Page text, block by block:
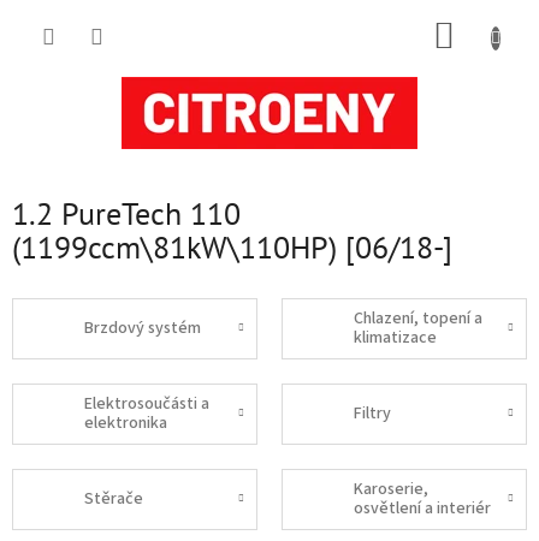
1.2 PureTech 110
(1199ccm\81kW\110HP) [06/18-]
Brzdový systém
Chlazení, topení a
klimatizace
Elektrosoučásti a
elektronika
Filtry
Stěrače
Karoserie,
osvětlení a interiér